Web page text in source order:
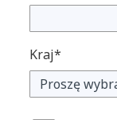
Kraj*